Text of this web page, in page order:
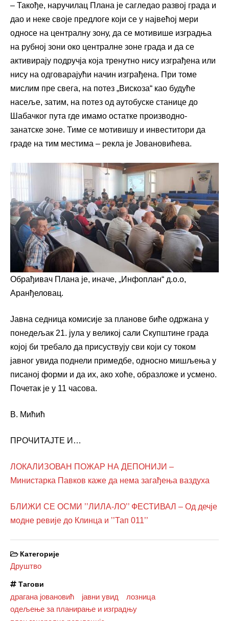
– Такође, наручилац Плана је сагледао развој града и
дао и неке своје предлоге који се у највећој мери
односе на централну зону, да се мотивише изградња
на рубној зони око централне зоне града и да се
активирају подручја која тренутно нису изграђена или
нису на одговарајући начин изграђена. При томе
мислим пре свега, на потез „Вискоза“ као будуће
насеље, затим, на потез од аутобуске станице до
Шабачког пута где имамо остатке производно-
занатске зоне. Тиме се мотивишу и инвеститори да
граде на тим местима – рекла је Јовановићева.
Обрађивач Плана је, иначе, „Инфоплан“ д.о.о,
Аранђеловац.
Јавна седница комисије за планове биће одржана у
понедељак 21. јула у великој сали Скупштине града
којој би требало да присуствују сви који су током
јавног увида поднели примедбе, односно мишљења у
писаној форми и да их, ако хоће, образложе и усмено.
Почетак је у 11 часова.
В. Мићић
ПРОЧИТАЈТЕ И…
ЛОКАЛИЗОВАН ПОЖАР НА ДЕПОНИЈИ –
Министарка Павков каже да нема загађења ваздуха
БЛИЖИ СЕ ОСМИ ’’ЛИЛА-ЛО’’ ФЕСТИВАЛ – Од дечје
модне ревије до Клинца и ’’Тап 011’’
Категорије
Друштво
Тагови
драгана јовановић јавни увид
лозница
одељење за планирање и изградњу